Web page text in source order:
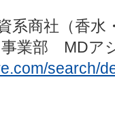
系商社（香
事業部 MDア
search/